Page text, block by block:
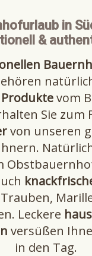
in
&
vom
Sie zum
von unseren
Leckere
versüßen
in den Tag.